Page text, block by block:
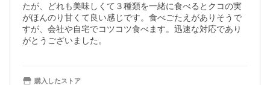
たが、どれも美味しくて３種類を一緒に食べるとクコの実
がほんのり甘くて良い感じです。食べごたえがありそうで
すが、会社や自宅でコツコツ食べます。迅速な対応であり
がとうございました。
購入したストア